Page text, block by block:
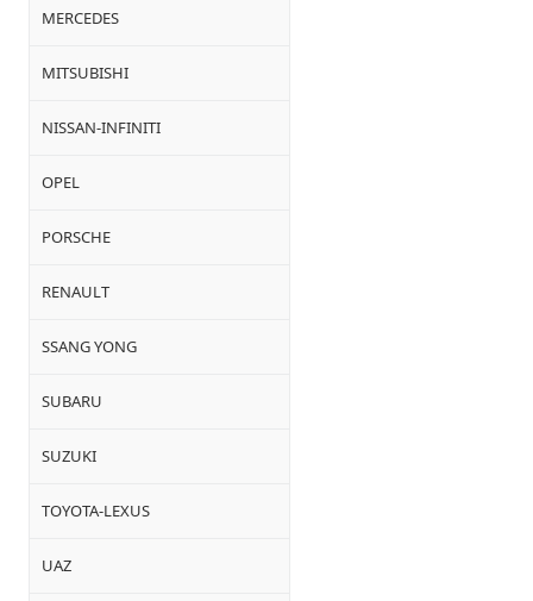
MERCEDES
MITSUBISHI
NISSAN-INFINITI
OPEL
PORSCHE
RENAULT
SSANG YONG
SUBARU
SUZUKI
TOYOTA-LEXUS
UAZ